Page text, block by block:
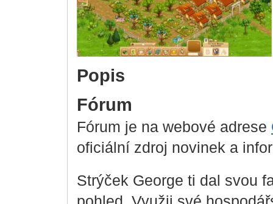
Popis
Fórum
Fórum je na webové adrese
oficiální zdroj novinek a
Strýček George ti dal svou